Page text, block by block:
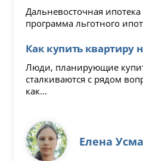
Дальневосточная
программа льготного
Как купить квартиру
Люди, планирующие
сталкиваются с рядом
как...
Елена